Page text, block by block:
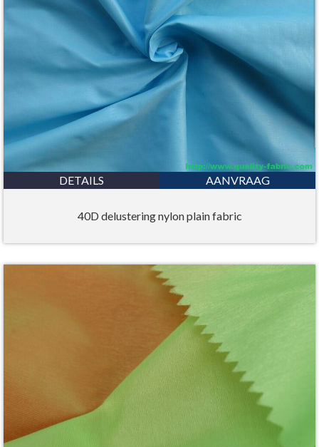
DETAILS AANVRAAG
40D delustering nylon plain fabric